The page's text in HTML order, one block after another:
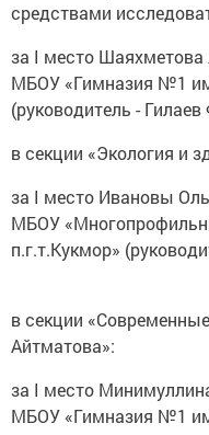
средствами
за I место
МБОУ «Гимназия №1
(руководитель -
в секции «Экология и
за I место Ивановы
МБОУ
п.г.т.Кукмор»
в секции
Айтматова»:
за I место
МБОУ «Гимназия №1